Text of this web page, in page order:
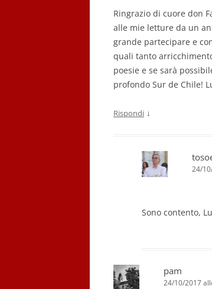
Ringrazio di cuore don
alle mie letture da un
grande partecipare e
quali tanto
poesie e se sarà
profondo Sur de Chile!
Rispondi ↓
24/
Sono contento,
pam
24/10/2017